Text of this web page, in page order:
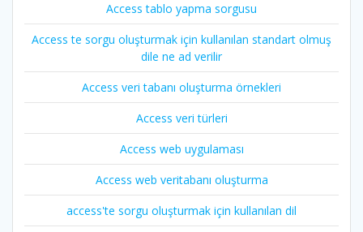
Access tablo yapma sorgusu
Access te sorgu oluşturmak için kullanılan standart olmuş
dile ne ad verilir
Access veri tabanı oluşturma örnekleri
Access veri türleri
Access web uygulaması
Access web veritabanı oluşturma
access'te sorgu oluşturmak için kullanılan dil